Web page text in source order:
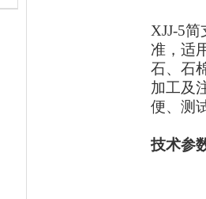
XJJ-5简
准，适
石、石
加工及
便、测
技术参